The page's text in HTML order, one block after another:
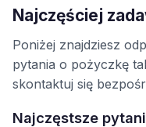
Najczęściej
Poniżej znajdziesz
pytania o pożyczkę
skontaktuj się
Najczęstsze